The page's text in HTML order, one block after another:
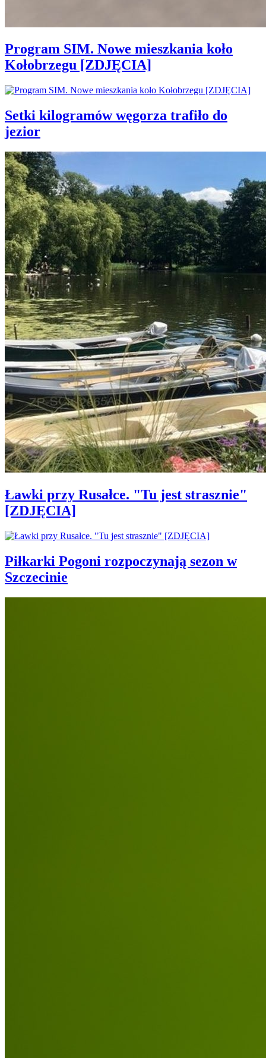
Program SIM. Nowe mieszkania koło
Kołobrzegu [ZDJĘCIA]
Setki kilogramów węgorza trafiło do
jezior
Ławki przy Rusałce. "Tu jest strasznie"
[ZDJĘCIA]
Piłkarki Pogoni rozpoczynają sezon w
Szczecinie